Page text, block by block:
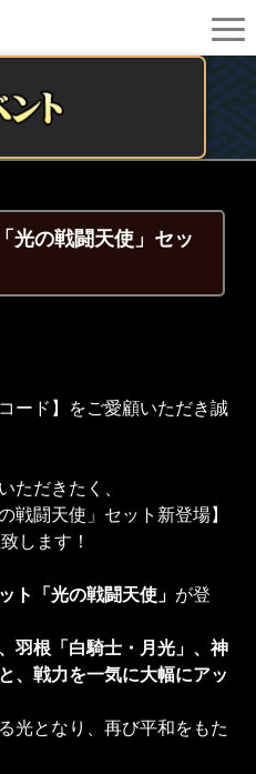
光の戦闘天使」セッ
ード】をご愛顧いただき誠
ただきたく、
戦闘天使」セット新登場】
します！
ト「光の戦闘天使」 が登
羽根「白騎士・月光」、神
、戦力を一気に大幅にアッ
光となり、再び平和をもた